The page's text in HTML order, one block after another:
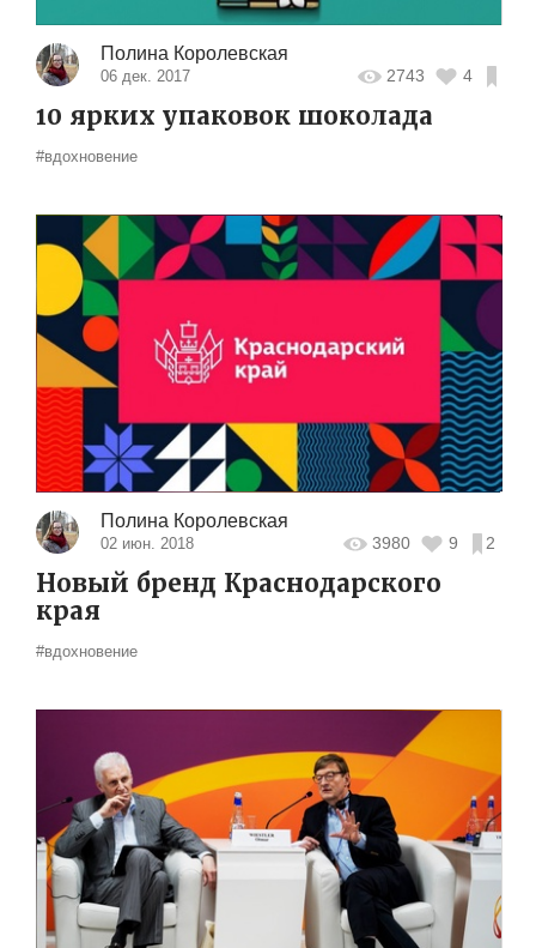
Полина Королевская
06 дек. 2017 2743 4
10 ярких упаковок шоколада
#вдохновение
Полина Королевская
02 июн. 2018 3980 9 2
Новый бренд Краснодарского
края
#вдохновение